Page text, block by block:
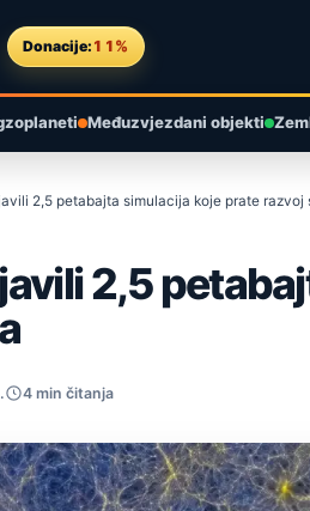
Donacije: 11%
Međuzvjezdani objekti
2,5 petabajta simulacija koje prate razvoj
2,5
4 min čitanja